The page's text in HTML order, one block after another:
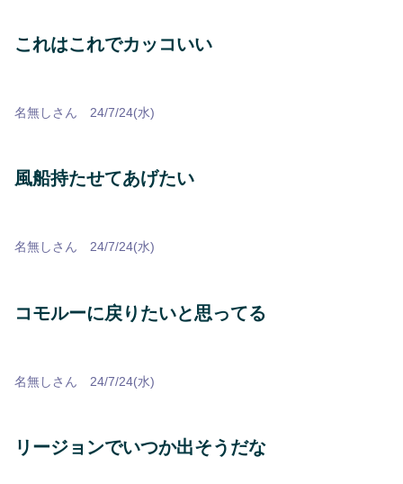
これはこれでカッコいい
名無しさん 24/7/24(水)
風船持たせてあげたい
名無しさん 24/7/24(水)
コモルーに戻りたいと思ってる
名無しさん 24/7/24(水)
リージョンでいつか出そうだな